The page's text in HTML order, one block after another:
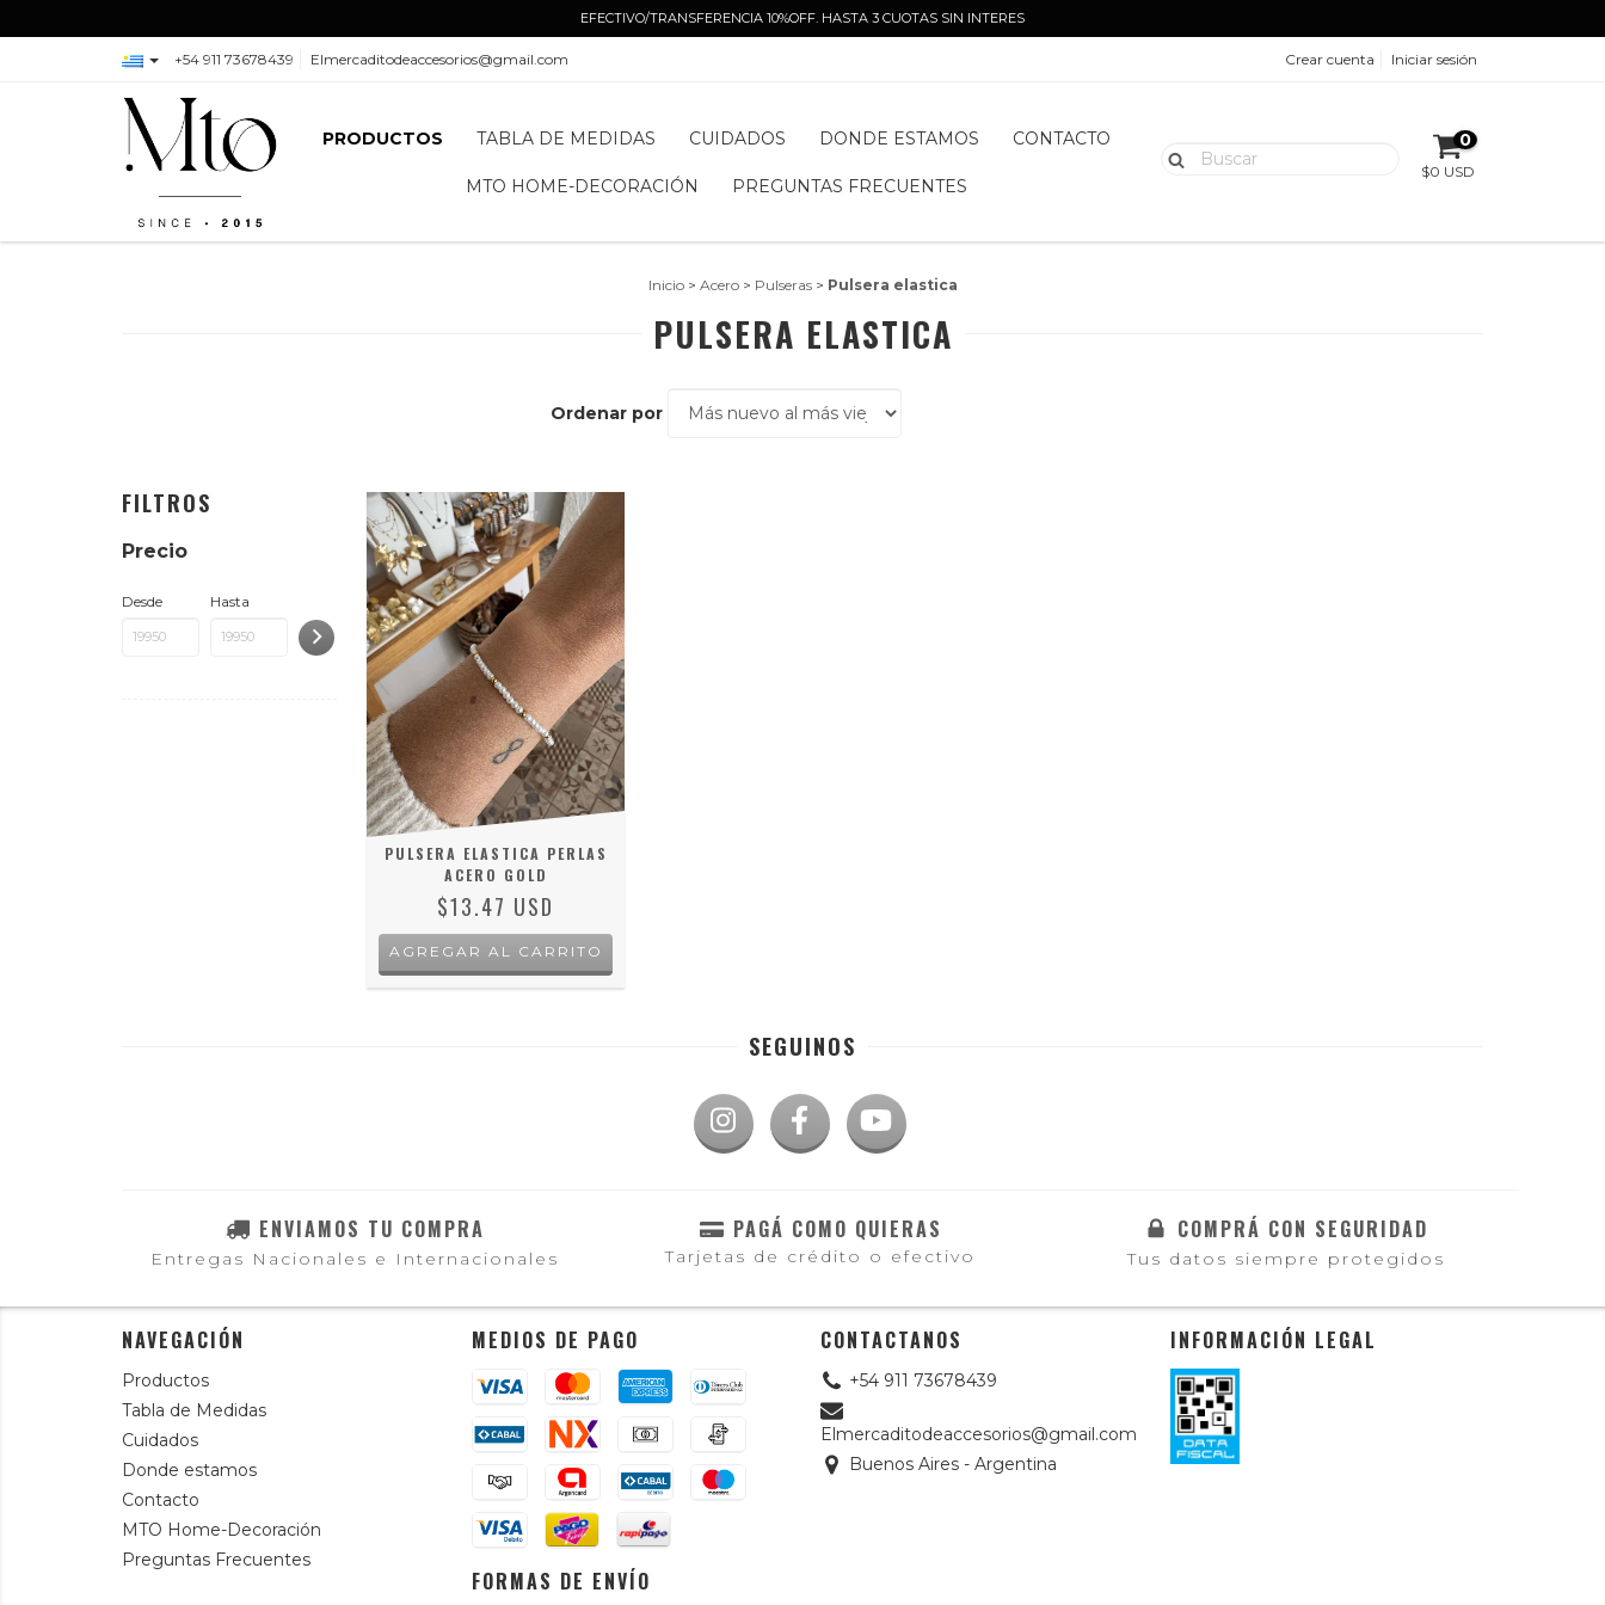
EFECTIVO/TRANSFERENCIA 10%OFF. HASTA 3 CUOTAS SIN INTERES
+54 911 73678439 Elmercaditodeaccesorios@gmail.com Crear cuenta Iniciar sesión
PRODUCTOS TABLA DE MEDIDAS CUIDADOS DONDE ESTAMOS CONTACTO
MTO HOME-DECORACIÓN PREGUNTAS FRECUENTES
0
$0 USD
Inicio > Acero > Pulseras > Pulsera elastica
PULSERA ELASTICA
Ordenar por
FILTROS
Precio
Desde Hasta
PULSERA ELASTICA PERLAS
ACERO GOLD
$13.47 USD
SEGUINOS
ENVIAMOS TU COMPRA
Entregas Nacionales e Internacionales
PAGÁ COMO QUIERAS
Tarjetas de crédito o efectivo
COMPRÁ CON SEGURIDAD
Tus datos siempre protegidos
NAVEGACIÓN
Productos
Tabla de Medidas
Cuidados
Donde estamos
Contacto
MTO Home-Decoración
Preguntas Frecuentes
MEDIOS DE PAGO
FORMAS DE ENVÍO
CONTACTANOS
+54 911 73678439
Elmercaditodeaccesorios@gmail.com
Buenos Aires - Argentina
INFORMACIÓN LEGAL